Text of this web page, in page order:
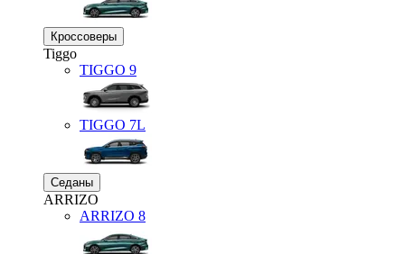
Кроссоверы
Tiggo
TIGGO 9
TIGGO 7L
Седаны
ARRIZO
ARRIZO 8